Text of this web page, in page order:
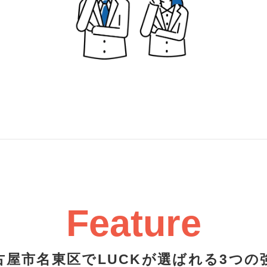
Feature
屋市名東区でLUCKが選ばれる3つの